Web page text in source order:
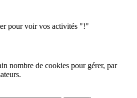
pour voir vos activités "!"
nombre de cookies pour gérer, par